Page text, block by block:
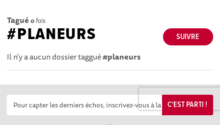
Tagué 0fois
SUIVRE
#PLANEURS
Il n'y a aucun dossier taggué#planeurs
C'EST PARTI !